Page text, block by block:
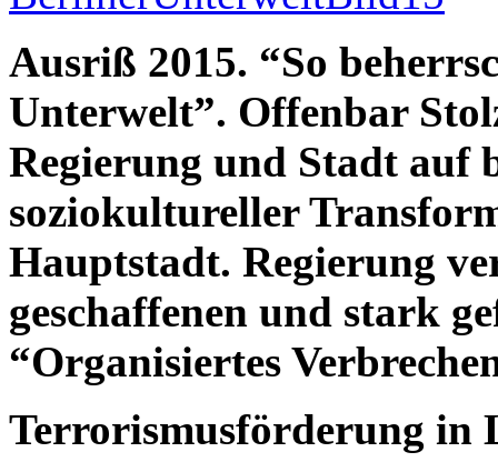
Ausriß 2015. “So
Unterwelt”. Offenbar
Regierung und Stadt auf
soziokultureller
Hauptstadt. Regierung
geschaffenen und stark
“Organisiertes
Terrorismusförderung in